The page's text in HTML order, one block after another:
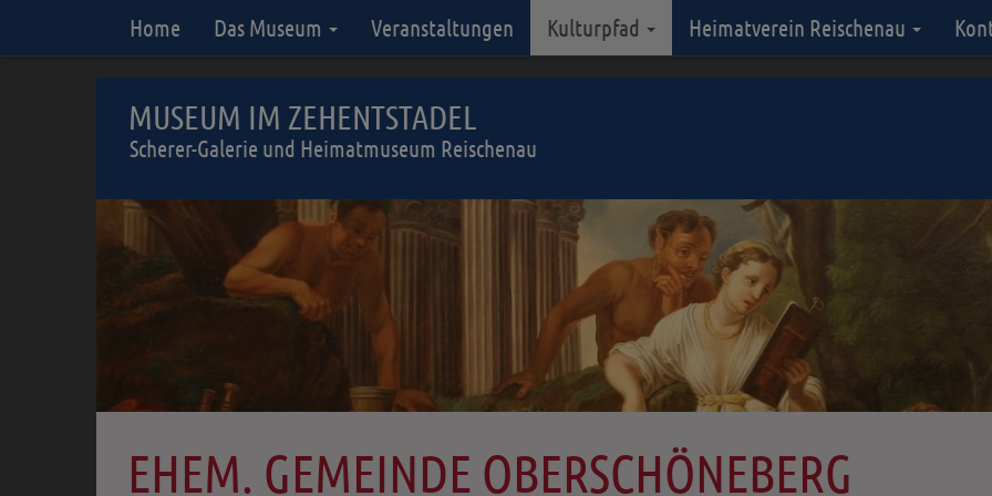
Home Das Museum Veranstaltungen Kulturpfad Heimatverein Reischenau
MUSEUM IM ZEHENTSTADEL
Scherer-Galerie und Heimatmuseum Reischenau
EHEM. GEMEINDE OBERSCHÖNEBERG